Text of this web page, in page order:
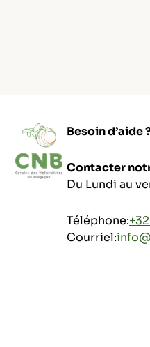
Besoin d’aide
Contacter
Du Lundi au
Téléphone:
Courriel: